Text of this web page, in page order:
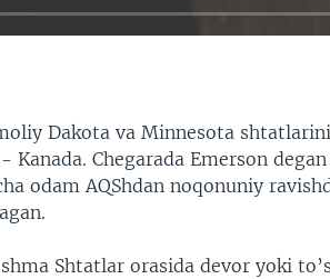
Dakota va Minnesota
Chegarada Emerson
odam AQShdan noqonuniy
Shtatlar orasida devor yoki